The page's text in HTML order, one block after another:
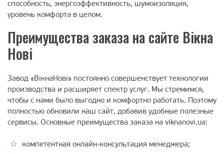
способность, энергоэффективность, шумоизоляция,
уровень комфорта в целом.
Преимущества заказа на сайте Вікна
Нові
Завод «ВiкнаНовi» постоянно совершенствует технологии
производства и расширяет спектр услуг. Мы стремимся,
чтобы с нами было выгодно и комфортно работать. Поэтому
полностью обновили наш сайт, добавив удобные полезные
сервисы. Основные преимущества заказа на viknanovi.ua:
компетентная онлайн-консультация менеджера;